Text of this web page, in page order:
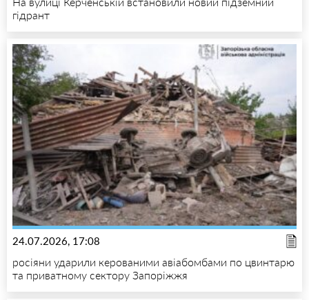
гідрант
24.07.2026, 17:08
росіяни ударили керованими авіабомбами по цвинтарю
та приватному сектору Запоріжжя